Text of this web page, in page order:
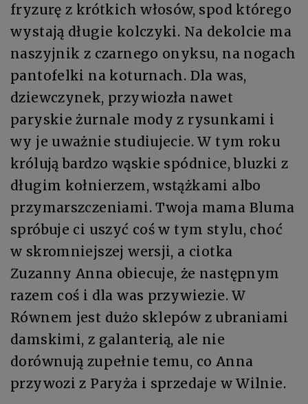
fryzurę z krótkich włosów, spod którego
wystają długie kolczyki. Na dekolcie ma
naszyjnik z czarnego onyksu, na nogach
pantofelki na koturnach. Dla was,
dziewczynek, przywiozła nawet
paryskie żurnale mody z rysunkami i
wy je uważnie studiujecie. W tym roku
królują bardzo wąskie spódnice, bluzki z
długim kołnierzem, wstążkami albo
przymarszczeniami. Twoja mama Bluma
spróbuje ci uszyć coś w tym stylu, choć
w skromniejszej wersji, a ciotka
Zuzanny Anna obiecuje, że następnym
razem coś i dla was przywiezie. W
Równem jest dużo sklepów z ubraniami
damskimi, z galanterią, ale nie
dorównują zupełnie temu, co Anna
przywozi z Paryża i sprzedaje w Wilnie.